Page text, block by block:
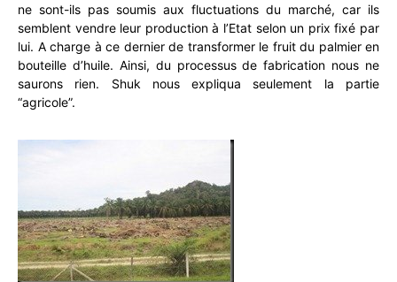
ne sont-ils pas soumis aux fluctuations du marché, car ils
semblent vendre leur production à l’Etat selon un prix fixé par
lui. A charge à ce dernier de transformer le fruit du palmier en
bouteille d’huile. Ainsi, du processus de fabrication nous ne
saurons rien. Shuk nous expliqua seulement la partie
“agricole”.